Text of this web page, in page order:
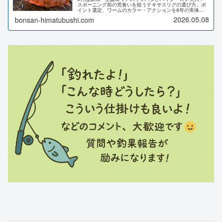
スポーニング前の荒食いを狙うテキサスリグの選び方、ポ
イント選定、ワームのカラー・アクションを6年の実体験
bonsan-himatubushi.com 2026.05.08